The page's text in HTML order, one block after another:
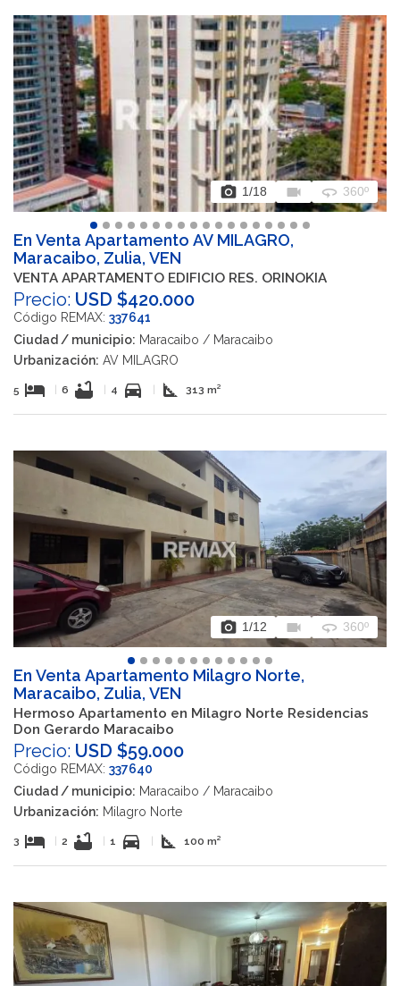
photo_camera 1/18 videocam 360 360º
En Venta Apartamento AV MILAGRO,
Maracaibo, Zulia, VEN
VENTA APARTAMENTO EDIFICIO RES. ORINOKIA
Precio: USD $420.000
Código REMAX: 337641
Ciudad / municipio: Maracaibo / Maracaibo
Urbanización: AV MILAGRO
5 hotel 6 bathtub 4 directions_car square_foot 313 m²
photo_camera 1/12 videocam 360 360º
En Venta Apartamento Milagro Norte,
Maracaibo, Zulia, VEN
Hermoso Apartamento en Milagro Norte Residencias
Don Gerardo Maracaibo
Precio: USD $59.000
Código REMAX: 337640
Ciudad / municipio: Maracaibo / Maracaibo
Urbanización: Milagro Norte
3 hotel 2 bathtub 1 directions_car square_foot 100 m²